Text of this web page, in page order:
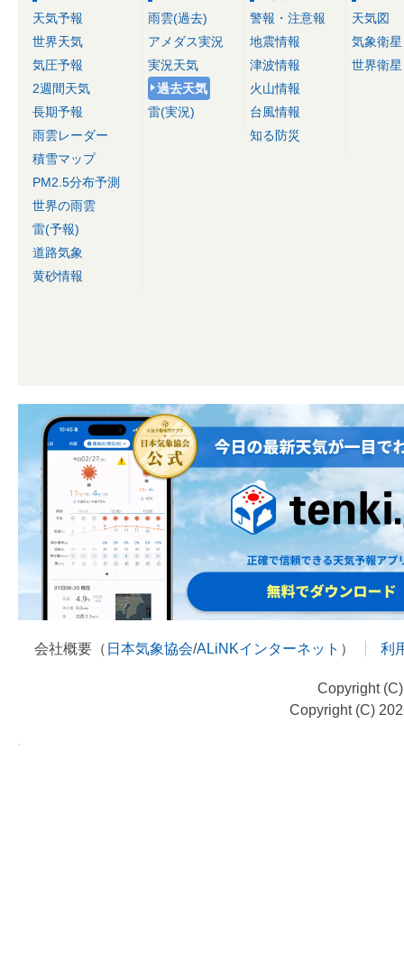
天気予報
世界天気
気圧予報
2週間天気
長期予報
雨雲レーダー
積雪マップ
PM2.5分布予測
世界の雨雲
雷(予報)
道路気象
黄砂情報
雨雲(過去)
アメダス実況
実況天気
過去天気
雷(実況)
警報・注意報
地震情報
津波情報
火山情報
台風情報
知る防災
天気図
気象衛星
世界衛星
会社概要（ 日本気象協会/ALiNKインターネット ） 利
Copyright
Copyright (C)